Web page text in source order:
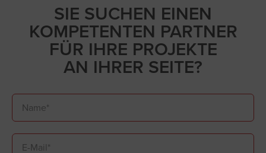
SIE SUCHEN EINEN
KOMPETENTEN PARTNER
FÜR IHRE PROJEKTE
AN IHRER SEITE?